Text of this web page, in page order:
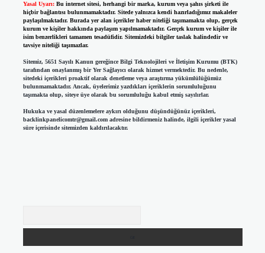
Yasal Uyarı: Bu internet sitesi, herhangi bir marka, kurum veya şahıs şirketi ile
hiçbir bağlantısı bulunmamaktadır. Sitede yalnızca kendi hazırladığımız makaleler
paylaşılmaktadır. Burada yer alan içerikler haber niteliği taşımamakta olup, gerçek
kurum ve kişiler hakkında paylaşım yapılmamaktadır. Gerçek kurum ve kişiler ile
isim benzerlikleri tamamen tesadüfidir. Sitemizdeki bilgiler taslak halindedir ve
tavsiye niteliği taşımazlar.
Sitemiz, 5651 Sayılı Kanun gereğince Bilgi Teknolojileri ve İletişim Kurumu (BTK)
tarafından onaylanmış bir Yer Sağlayıcı olarak hizmet vermektedir. Bu nedenle,
sitedeki içerikleri proaktif olarak denetleme veya araştırma yükümlülüğümüz
bulunmamaktadır. Ancak, üyelerimiz yazdıkları içeriklerin sorumluluğunu
taşımakta olup, siteye üye olarak bu sorumluluğu kabul etmiş sayılırlar.
Hukuka ve yasal düzenlemelere aykırı olduğunu düşündüğünüz içerikleri,
backlinkpanelicomtr@gmail.comadresine bildirmeniz halinde, ilgili içerikler yasal
süre içerisinde sitemizden kaldırılacaktır.